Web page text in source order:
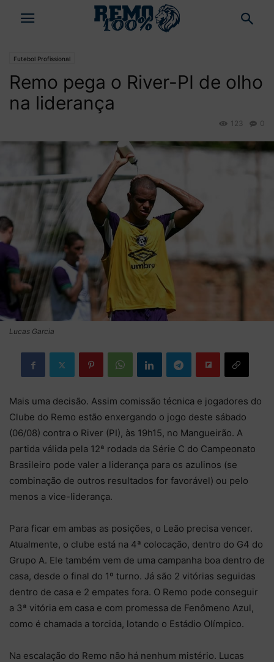
Futebol Profissional
Remo pega o River-PI de olho
na liderança
0
123
Lucas Garcia
Mais uma decisão. Assim comissão técnica e jogadores do
Clube do Remo estão enxergando o jogo deste sábado
(06/08) contra o River (PI), às 19h15, no Mangueirão. A
partida válida pela 12ª rodada da Série C do Campeonato
Brasileiro pode valer a liderança para os azulinos (se
combinação de outros resultados for favorável) ou pelo
menos a vice-liderança.
Para ficar em ambas as posições, o Leão precisa vencer.
Atualmente, o clube está na 4ª colocação, dentro do G4 do
Grupo A. Ele também vem de uma campanha boa dentro de
casa, desde o final do 1º turno. Já são 2 vitórias seguidas
dentro de casa e 2 empates fora. O Remo pode conseguir
a 3ª vitória em casa e com promessa de Fenômeno Azul,
como é chamada a torcida, lotando o Estádio Olímpico.
Na escalação do Remo não há nenhum mistério. Lucas